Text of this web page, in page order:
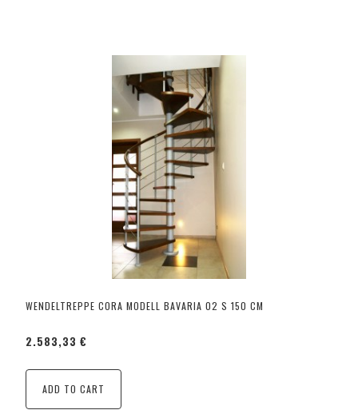
WENDELTREPPE CORA MODELL BAVARIA 02 S 150 CM
2.583,33 €
ADD TO CART